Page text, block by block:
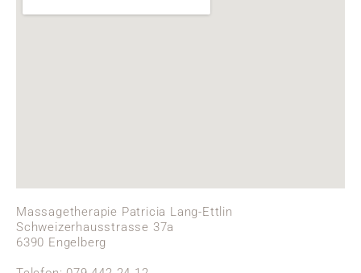
Massagetherapie Patricia Lang-Ettlin
Schweizerhausstrasse 37a
6390 Engelberg